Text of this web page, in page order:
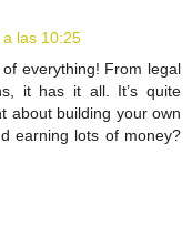
las 10:25
everything! From legal
it has it all. It’s quite
about building your own
earning lots of money?